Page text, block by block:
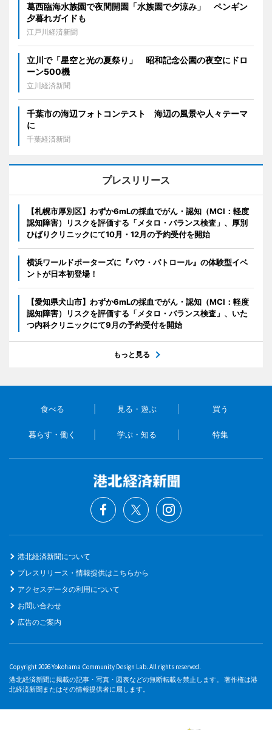
葛西臨海水族園で夜間開園「水族園で夕涼み」 ペンギン
夕暮れガイドも
江戸川経済新聞
立川で「星空と光の夏祭り」 昭和記念公園の夜空にドロ
ーン500機
立川経済新聞
千葉市の海辺フォトコンテスト 海辺の風景や人々テーマ
に
千葉経済新聞
プレスリリース
【札幌市厚別区】わずか6mLの採血でがん・認知（MCI：軽度
認知障害）リスクを評価する「メタロ・バランス検査」、厚別
ひばりクリニックにて10月・12月の予約受付を開始
横浜ワールドポーターズに『パウ・パトロール』の体験型イベ
ントが日本初登場！
【愛知県犬山市】わずか6mLの採血でがん・認知（MCI：軽度
認知障害）リスクを評価する「メタロ・バランス検査」、いた
つ内科クリニックにて9月の予約受付を開始
もっと見る
食べる 見る・遊ぶ 買う
暮らす・働く 学ぶ・知る 特集
港北経済新聞について
プレスリリース・情報提供はこちらから
アクセスデータの利用について
お問い合わせ
広告のご案内
Copyright 2026 Yokohama Community Design Lab. All rights reserved.
港北経済新聞に掲載の記事・写真・図表などの無断転載を禁止します。 著作権は港
北経済新聞またはその情報提供者に属します。